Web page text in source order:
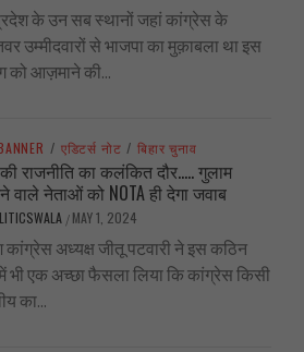
के उन सब स्थानों जहां कांग्रेस के
उम्मीदवारों से भाजपा का मुक़ाबला था इस
को आज़माने की...
/ एडिटर्स नोट / बिहार चुनाव
राजनीति का कलंकित दौर….. गुलाम
वाले नेताओं को NOTA ही देगा जवाब
/ MAY 1, 2024
कांग्रेस अध्यक्ष जीतू पटवारी ने इस कठिन
भी एक अच्छा फैसला लिया कि कांग्रेस किसी
का...